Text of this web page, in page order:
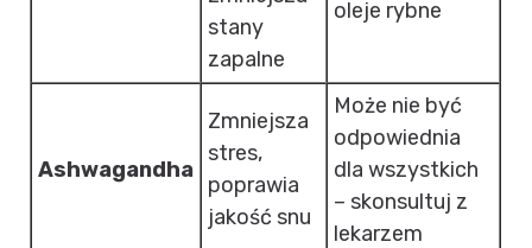
stany
zapalne
oleje rybne
Ashwagandha
Zmniejsza
stres,
poprawia
jakość snu
Może nie być
odpowiednia
dla wszystkich
– skonsultuj z
lekarzem